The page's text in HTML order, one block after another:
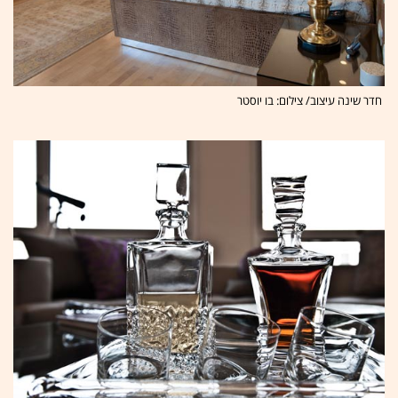
חדר שינה עיצוב/ צילום: בו יוסטר